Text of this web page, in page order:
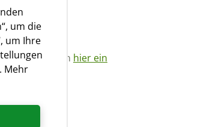
2. Sie können hier ein
um die
um Ihre
Mehr